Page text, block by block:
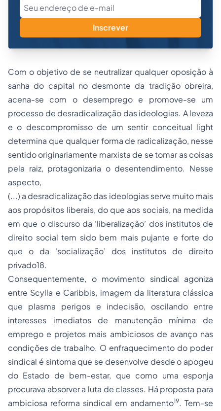
Inscrever
Com o objetivo de se neutralizar qualquer oposição à
sanha do capital no desmonte da tradição obreira,
acena-se com o desemprego e promove-se um
processo de desradicalização das ideologias. A leveza
e o descompromisso de um sentir conceitual light
determina que qualquer forma de radicalização, nesse
sentido originariamente marxista de se tomar as coisas
pela raiz, protagonizaria o desentendimento. Nesse
aspecto,
(...) a desradicalização das ideologias serve muito mais
aos propósitos liberais, do que aos sociais, na medida
em que o discurso da ‘liberalização’ dos institutos de
direito social tem sido bem mais pujante e forte do
que o da ‘socialização’ dos institutos de direito
privado18.
Consequentemente, o movimento sindical agoniza
entre Scylla e Caribbis, imagem da literatura clássica
que plasma perigos e indecisão, oscilando entre
interesses imediatos de manutenção mínima de
emprego e projetos mais ambiciosos de avanço nas
condições de trabalho. O enfraquecimento do poder
sindical é sintoma que se desenvolve desde o apogeu
do Estado de bem-estar, que como uma esponja
procurava absorver a luta de classes. Há proposta para
ambiciosa reforma sindical em andamento19. Tem-se